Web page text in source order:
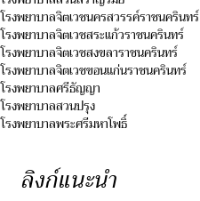
โรงพยาบาลจิตเวชนครสวรรค์ราชนครินทร์
โรงพยาบาลจิตเวชสระแก้วราชนครินทร์
โรงพยาบาลจิตเวชสงขลาราชนครินทร์
โรงพยาบาลจิตเวชขอนแก่นราชนครินทร์
โรงพยาบาลศรีธัญญา
โรงพยาบาลสวนปรุง
โรงพยาบาลพระศรีมหาโพธิ์
ลิงก์แนะนำ